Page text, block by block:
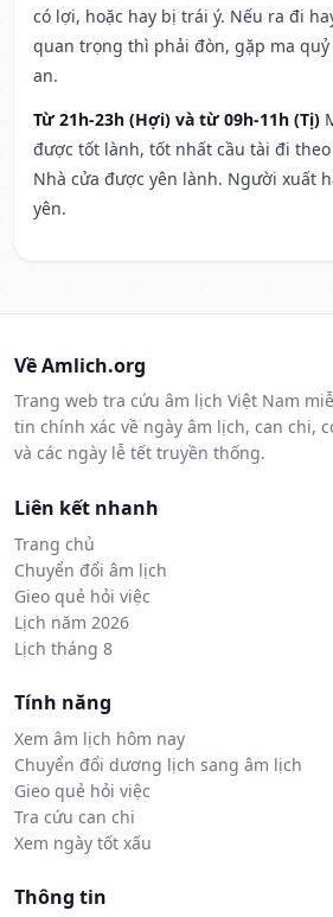
có lợi, hoặc hay bị trái ý. Nếu ra đi
quan trọng thì phải đòn, gặp ma
an.
Từ 21h-23h (Hợi) và từ 09h-11h (Tị)
được tốt lành, tốt nhất cầu tài đi theo
Nhà cửa được yên lành. Người xuất
yên.
Về Amlich.org
Trang web tra cứu âm lịch Việt Nam
tin chính xác về ngày âm lịch, can chi,
và các ngày lễ tết truyền thống.
Liên kết nhanh
Trang chủ
Chuyển đổi âm lịch
Gieo quẻ hỏi việc
Lịch năm 2026
Lịch tháng 8
Tính năng
Xem âm lịch hôm nay
Chuyển đổi dương lịch sang âm lịch
Gieo quẻ hỏi việc
Tra cứu can chi
Xem ngày tốt xấu
Thông tin